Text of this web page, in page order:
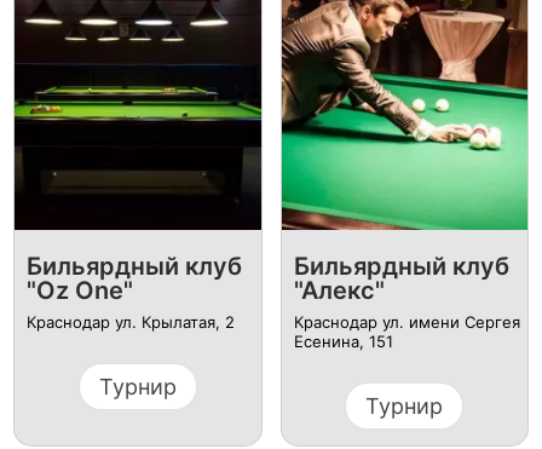
Бильярдный клуб
"Oz One"
Краснодар ул. Крылатая, 2
Турнир
Бильярдный клуб
"Алекс"
Краснодар ул. имени Сергея
Есенина, 151
Турнир